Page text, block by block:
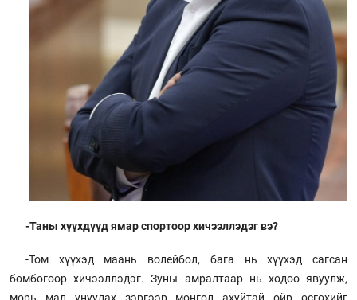
-Таны хүүхдүүд ямар спортоор хичээллэдэг вэ?
-Том хүүхэд маань волейбол, бага нь хүүхэд сагсан
бөмбөгөөр хичээллэдэг. Зуны амралтаар нь хөдөө явуулж,